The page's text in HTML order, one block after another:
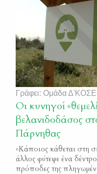
Γράφει: Ομάδα Δ'ΚΟΣΕ
Οι κυνηγοί
βελανιδοδάσος
Πάρνηθας
«Κάποιος κάθεται στη
άλλος φύτεψε ένα
πρόποδες της